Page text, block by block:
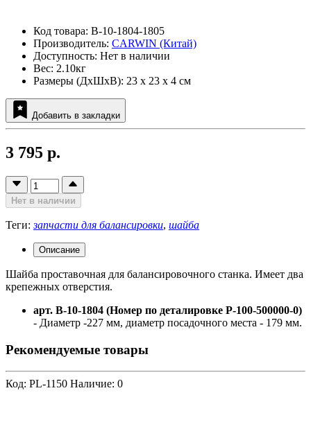
Код товара: B-10-1804-1805
Производитель: CARWIN (Китай)
Доступность: Нет в наличии
Вес: 2.10кг
Размеры (ДxШxВ): 23 x 23 x 4 см
Добавить в закладки
3 795 р.
Нет в наличии
Теги:запчасти для балансировки, шайба
Описание
Шайба проставочная для балансировочного станка. Имеет два
крепежных отверстия.
арт. B-10-1804 (Номер по деталировке P-100-500000-0)
- Диаметр -227 мм, диаметр посадочного места - 179 мм.
Рекомендуемые товары
Код: PL-1150 Наличие: 0